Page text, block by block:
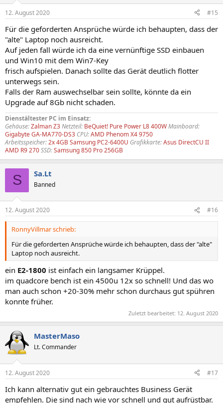
e
:
12. August 2020 #15
Für die geforderten Ansprüche würde ich behaupten, dass der
"alte" Laptop noch ausreicht.
Auf jeden fall würde ich da eine vernünftige SSD einbauen
und Win10 mit dem Win7-Key
frisch aufspielen. Danach sollte das Gerät deutlich flotter
unterwegs sein.
Falls der Ram auswechselbar sein sollte, könnte da ein
Upgrade auf 8Gb nicht schaden.
Dienstältester PC im Einsatz:
Gehäuse:Zalman Z3Netzteil: BeQuiet! Pure Power L8 400WMainboard:
Gigabyte GA-MA770-DS3 CPU:AMD Phenom X4 9750
Arbeitsspeicher:2x 4GB Samsung PC2-6400U Grafikkarte:Asus DirectCU II
AMD R9 270SSD:Samsung 850 Pro 256GB
S Sa.Lt
Banned
12. August 2020 #16
RonnyVillmar schrieb:
Für die geforderten Ansprüche würde ich behaupten, dass der "alte"
Laptop noch ausreicht.
ein E2-1800 ist einfach ein langsamer Krüppel.
im quadcore bench ist ein 4500u 12x so schnell! Und das wo
man auch schon +20-30% mehr schon durchaus gut spühren
konnte früher.
Zuletzt bearbeitet: 12. August 2020
MasterMaso
Lt. Commander
12. August 2020 #17
Ich kann alternativ gut ein gebrauchtes Business Gerät
empfehlen. Die sind nach wie vor schnell und gut aufrüstbar.